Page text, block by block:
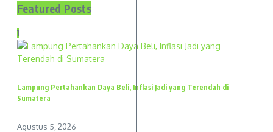
Featured Posts
1
Lampung Pertahankan Daya Beli, Inflasi Jadi yang Terendah di
Sumatera
Agustus 5, 2026